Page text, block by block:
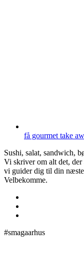
få gourmet take
Sushi, salat, sandwich,
Vi skriver om alt det,
vi guider dig til din
Velbekomme.
#smagaarhus